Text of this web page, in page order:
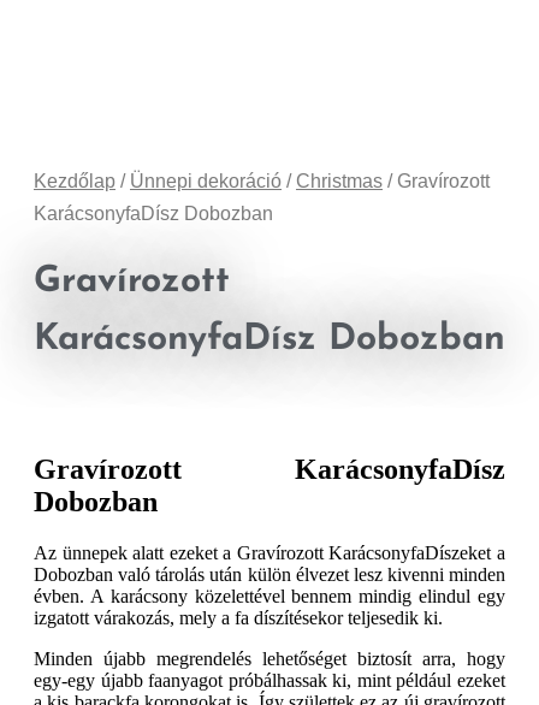
Kezdőlap / Ünnepi dekoráció / Christmas / Gravírozott
KarácsonyfaDísz Dobozban
Gravírozott
KarácsonyfaDísz Dobozban
Gravírozott KarácsonyfaDísz
Dobozban
Az ünnepek alatt ezeket a Gravírozott KarácsonyfaDíszeket a
Dobozban való tárolás után külön élvezet lesz kivenni minden
évben. A karácsony közelettével bennem mindig elindul egy
izgatott várakozás, mely a fa díszítésekor teljesedik ki.
Minden újabb megrendelés lehetőséget biztosít arra, hogy
egy-egy újabb faanyagot próbálhassak ki, mint például ezeket